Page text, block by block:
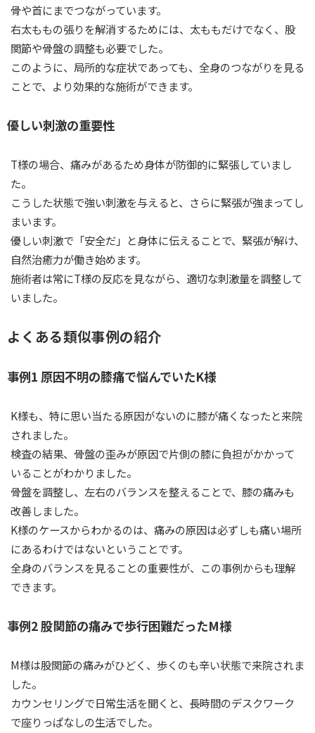
骨や首にまでつながっています。
右太ももの張りを解消するためには、太ももだけでなく、股
関節や骨盤の調整も必要でした。
このように、局所的な症状であっても、全身のつながりを見る
ことで、より効果的な施術ができます。
優しい刺激の重要性
T様の場合、痛みがあるため身体が防御的に緊張していまし
た。
こうした状態で強い刺激を与えると、さらに緊張が強まってし
まいます。
優しい刺激で「安全だ」と身体に伝えることで、緊張が解け、
自然治癒力が働き始めます。
施術者は常にT様の反応を見ながら、適切な刺激量を調整して
いました。
よくある類似事例の紹介
事例1 原因不明の膝痛で悩んでいたK様
K様も、特に思い当たる原因がないのに膝が痛くなったと来院
されました。
検査の結果、骨盤の歪みが原因で片側の膝に負担がかかって
いることがわかりました。
骨盤を調整し、左右のバランスを整えることで、膝の痛みも
改善しました。
K様のケースからわかるのは、痛みの原因は必ずしも痛い場所
にあるわけではないということです。
全身のバランスを見ることの重要性が、この事例からも理解
できます。
事例2 股関節の痛みで歩行困難だったM様
M様は股関節の痛みがひどく、歩くのも辛い状態で来院されま
した。
カウンセリングで日常生活を聞くと、長時間のデスクワーク
で座りっぱなしの生活でした。